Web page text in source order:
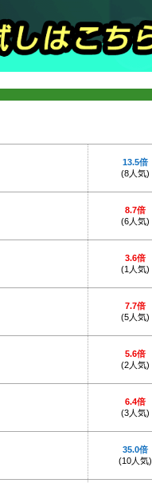
13.5倍
(8人気)
8.7倍
(6人気)
3.6倍
(1人気)
7.7倍
(5人気)
5.6倍
(2人気)
6.4倍
(3人気)
35.0倍
(10人気)